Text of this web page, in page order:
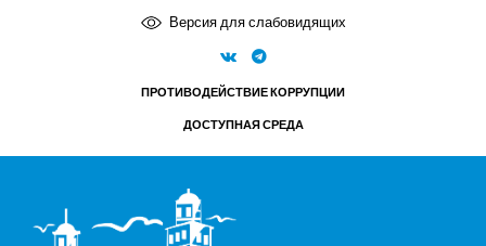
Версия для слабовидящих
ПРОТИВОДЕЙСТВИЕ КОРРУПЦИИ
ДОСТУПНАЯ СРЕДА